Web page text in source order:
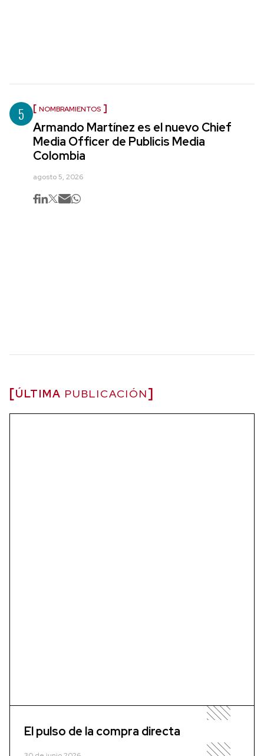
5 NOMBRAMIENTOS
Armando Martínez es el nuevo Chief
Media Officer de Publicis Media
Colombia
agosto 5, 2026
ÚLTIMA PUBLICACIÓN
El pulso de la compra directa